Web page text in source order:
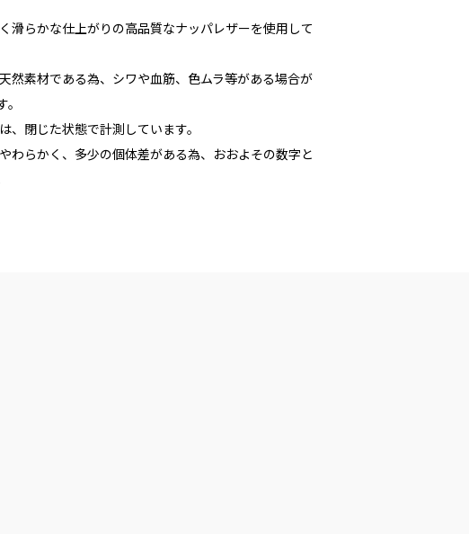
滑らかな仕上がりの高品質なナッパレザーを使用して
然素材である為、シワや血筋、色ムラ等がある場合が
、閉じた状態で計測しています。
わらかく、多少の個体差がある為、おおよその数字と